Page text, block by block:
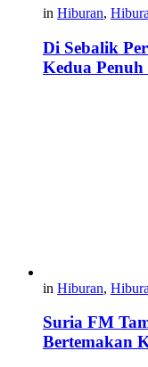
in Hiburan,
Di Sebalik
Kedua
in Hiburan,
Suria FM
Bertemakan